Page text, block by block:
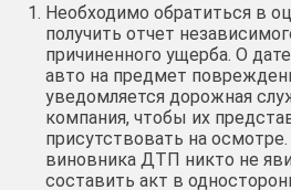
Необходимо обратиться в
получить отчет
причиненного ущерба. О
авто на предмет
уведомляется дорожная
компания, чтобы их
присутствовать на
виновника ДТП никто не
составить акт в